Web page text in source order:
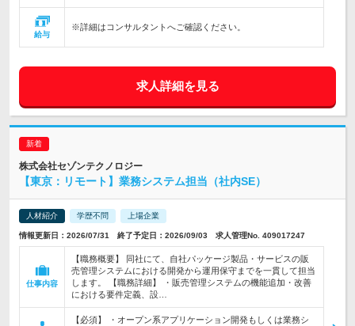
給与
※詳細はコンサルタントへご確認ください。
求人詳細を見る
株式会社セゾンテクノロジー
【東京：リモート】業務システム担当（社内SE）
人材紹介 学歴不問 上場企業
情報更新日：2026/07/31 終了予定日：2026/09/03 求人管理No. 409017247
仕事内容
【職務概要】 同社にて、自社パッケージ製品・サービスの販
売管理システムにおける開発から運用保守までを一貫して担当
します。 【職務詳細】 ・販売管理システムの機能追加・改善
における要件定義、設…
【必須】 ・オープン系アプリケーション開発もしくは業務シ